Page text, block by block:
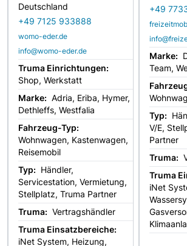
Deutschland
+49 7125 933888
womo-eder.de
info@womo-eder.de
Truma Einrichtungen:
Shop, Werkstatt
Marke: Adria, Eriba, Hymer,
Dethleffs, Westfalia
Fahrzeug-Typ:
Wohnwagen, Kastenwagen,
Reisemobil
Typ: Händler,
Servicestation, Vermietung,
Stellplatz, Truma Partner
Truma: Vertragshändler
Truma Einsatzbereiche:
iNet System, Heizung,
+49
Marke:
Team,
Typ:
V/E,
Partner
Truma:
Truma
iNet